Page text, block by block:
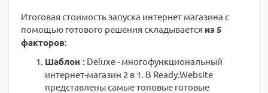
Итоговая стоимость запуска интернет магазина с
помощью готового решения складывается из 5
факторов:
Шаблон : Deluxe - многофункциональный
интернет-магазин 2 в 1. В Ready.Website
представлены самые топовые готовые